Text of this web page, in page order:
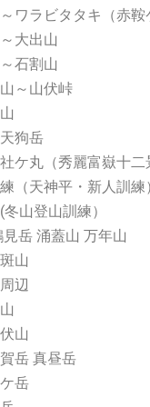
ワラビタタキ（赤鞍
大出山
石割山
～山伏峠
狗岳
ケ丸（秀麗富嶽十二
（天神平・新人訓練
山登山訓練）
岳 涌蓋山 万年山
山
辺
山
岳 真昼岳
岳